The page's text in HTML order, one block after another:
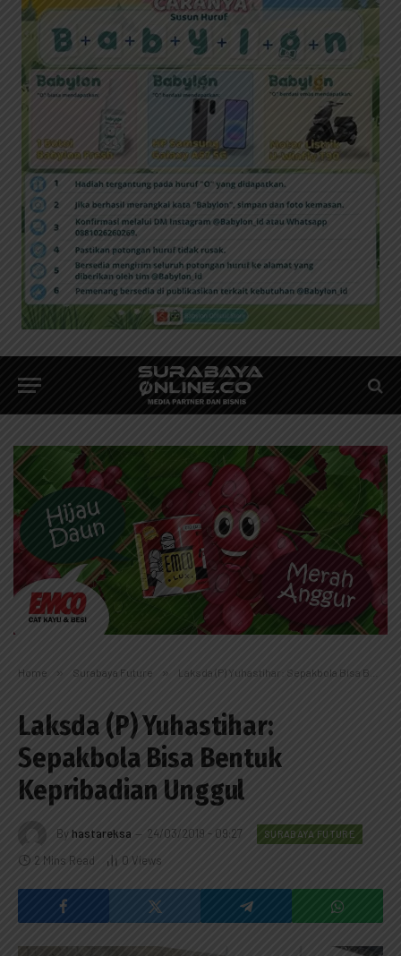
Home » Surabaya Future » Laksda (P) Yuhastihar: Sepakbola Bisa Bentuk Kepribadian Unggul
Laksda (P) Yuhastihar:
Sepakbola Bisa Bentuk
Kepribadian Unggul
By hastareksa 24/03/2019 - 09:27 SURABAYA FUTURE
2 Mins Read 0 Views